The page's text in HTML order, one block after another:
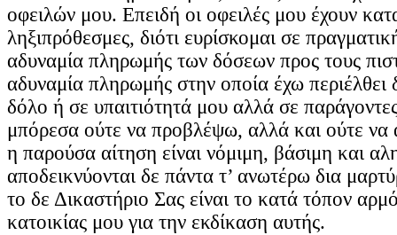
οφειλών μου. Επειδή οι οφειλές μου έχουν
ληξιπρόθεσμες, διότι ευρίσκομαι σε
αδυναμία πληρωμής των δόσεων προς τους
αδυναμία πληρωμής στην οποία έχω περιέλθει
δόλο ή σε υπαιτιότητά μου αλλά σε
μπόρεσα ούτε να προβλέψω, αλλά και ούτε να
η παρούσα αίτηση είναι νόμιμη, βάσιμη και
αποδεικνύονται δε πάντα τ’ ανωτέρω δια
το δε Δικαστήριο Σας είναι το κατά τόπον
κατοικίας μου για την εκδίκαση αυτής.